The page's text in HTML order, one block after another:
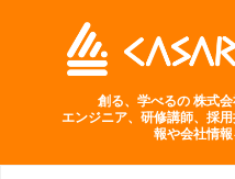
創る、学べるの 株式会
エンジニア、研修講師、採
報や会社情報